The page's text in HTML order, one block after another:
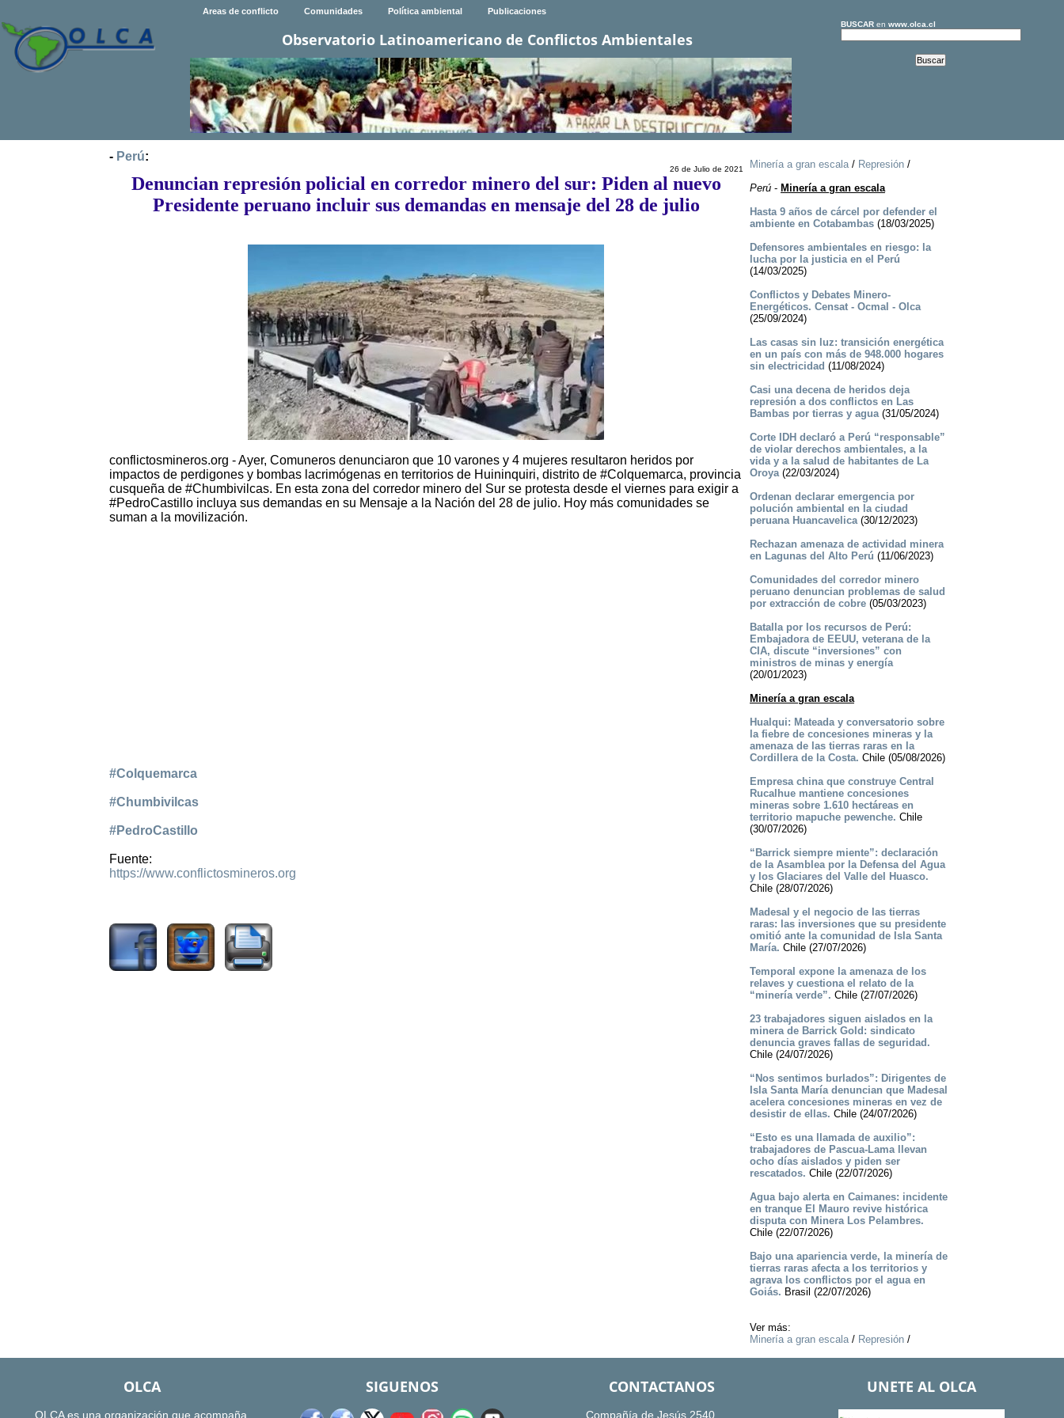
Areas de conflicto Comunidades Política ambiental Publicaciones
Observatorio Latinoamericano de Conflictos Ambientales
BUSCARen www.olca.cl
- Perú:
26 de Julio de 2021
Denuncian represión policial en corredor minero del sur: Piden al nuevo
Presidente peruano incluir sus demandas en mensaje del 28 de julio
conflictosmineros.org - Ayer, Comuneros denunciaron que 10 varones y 4 mujeres resultaron heridos por
impactos de perdigones y bombas lacrimógenas en territorios de Huininquiri, distrito de #Colquemarca, provincia
cusqueña de #Chumbivilcas. En esta zona del corredor minero del Sur se protesta desde el viernes para exigir a
#PedroCastillo incluya sus demandas en su Mensaje a la Nación del 28 de julio. Hoy más comunidades se
suman a la movilización.
#Colquemarca
#Chumbivilcas
#PedroCastillo
Fuente:
https://www.conflictosmineros.org
Minería a gran escala/ Represión/
Perú- Minería a gran escala
Hasta 9 años de cárcel por defender el
ambiente en Cotabambas(18/03/2025)
Defensores ambientales en riesgo: la
lucha por la justicia en el Perú
(14/03/2025)
Conflictos y Debates Minero-
Energéticos. Censat - Ocmal - Olca
(25/09/2024)
Las casas sin luz: transición energética
en un país con más de 948.000 hogares
sin electricidad (11/08/2024)
Casi una decena de heridos deja
represión a dos conflictos en Las
Bambas por tierras y agua(31/05/2024)
Corte IDH declaró a Perú “responsable”
de violar derechos ambientales, a la
vida y a la salud de habitantes de La
Oroya(22/03/2024)
Ordenan declarar emergencia por
polución ambiental en la ciudad
peruana Huancavelica(30/12/2023)
Rechazan amenaza de actividad minera
en Lagunas del Alto Perú (11/06/2023)
Comunidades del corredor minero
peruano denuncian problemas de salud
por extracción de cobre(05/03/2023)
Batalla por los recursos de Perú:
Embajadora de EEUU, veterana de la
CIA, discute “inversiones” con
ministros de minas y energía
(20/01/2023)
Minería a gran escala
Hualqui: Mateada y conversatorio sobre
la fiebre de concesiones mineras y la
amenaza de las tierras raras en la
Cordillera de la Costa. Chile (05/08/2026)
Empresa china que construye Central
Rucalhue mantiene concesiones
mineras sobre 1.610 hectáreas en
territorio mapuche pewenche. Chile
(30/07/2026)
“Barrick siempre miente”: declaración
de la Asamblea por la Defensa del Agua
y los Glaciares del Valle del Huasco.
Chile (28/07/2026)
Madesal y el negocio de las tierras
raras: las inversiones que su presidente
omitió ante la comunidad de Isla Santa
María. Chile (27/07/2026)
Temporal expone la amenaza de los
relaves y cuestiona el relato de la
“minería verde”. Chile (27/07/2026)
23 trabajadores siguen aislados en la
minera de Barrick Gold: sindicato
denuncia graves fallas de seguridad.
Chile (24/07/2026)
“Nos sentimos burlados”: Dirigentes de
Isla Santa María denuncian que Madesal
acelera concesiones mineras en vez de
desistir de ellas. Chile (24/07/2026)
“Esto es una llamada de auxilio”:
trabajadores de Pascua-Lama llevan
ocho días aislados y piden ser
rescatados. Chile (22/07/2026)
Agua bajo alerta en Caimanes: incidente
en tranque El Mauro revive histórica
disputa con Minera Los Pelambres.
Chile (22/07/2026)
Bajo una apariencia verde, la minería de
tierras raras afecta a los territorios y
agrava los conflictos por el agua en
Goiás. Brasil (22/07/2026)
Ver más:
Minería a gran escala/ Represión/
OLCA
OLCA es una organización que acompaña
SIGUENOS CONTACTANOS
Compañía de Jesús 2540
UNETE AL OLCA